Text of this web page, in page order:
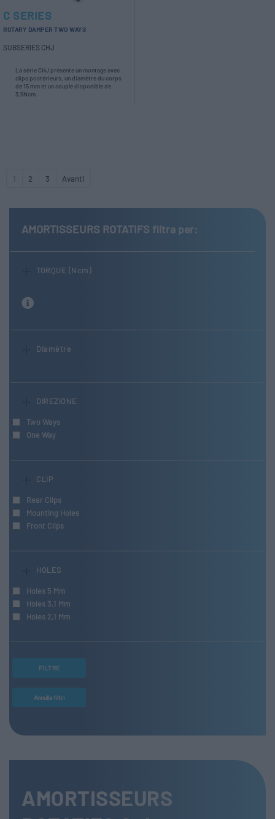
AMORTISSEURS ROTATIFS filtra per:
TORQUE (Ncm)
Diamètre
DIREZIONE
Two Ways
One Way
CLIP
Rear Clips
Mounting Holes
Front Clips
HOLES
Holes 5 Mm
Holes 3,1 Mm
Holes 2,1 Mm
FILTRE
Annulla filtri
AMORTISSEURS
C SERIES
ROTARY DAMPER TWO WAYS
SUBSERIES CHJ
La série CHJ présente un montage avec
clips postérieurs, un diamètre du corps
de 15 mm et un couple disponible de
3,5Ncm.
2 3 Avanti